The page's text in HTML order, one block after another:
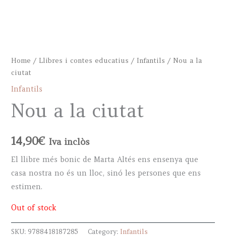
Home / Llibres i contes educatius / Infantils / Nou a la
ciutat
Infantils
Nou a la ciutat
14,90€ Iva inclòs
El llibre més bonic de Marta Altés ens ensenya que
casa nostra no és un lloc, sinó les persones que ens
estimen.
Out of stock
SKU: 9788418187285 Category: Infantils